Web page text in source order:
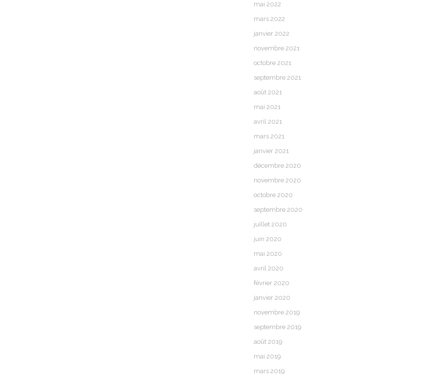
mai 2022
mars 2022
janvier 2022
novembre 2021
octobre 2021
septembre 2021
août 2021
mai 2021
avril 2021
mars 2021
janvier 2021
décembre 2020
novembre 2020
octobre 2020
septembre 2020
juillet 2020
juin 2020
mai 2020
avril 2020
février 2020
janvier 2020
novembre 2019
septembre 2019
août 2019
mai 2019
mars 2019